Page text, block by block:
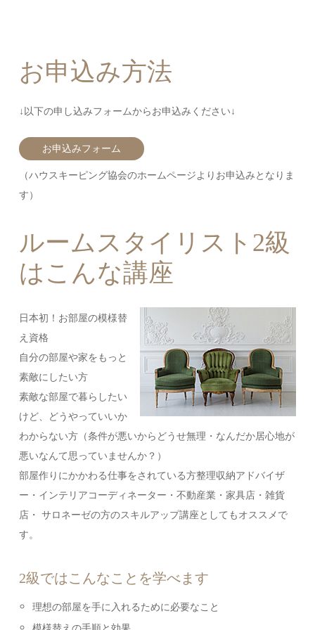
お申込み方法
↓以下の申し込みフォームからお申込みください↓
お申込みフォーム
（ハウスキーピング協会のホームページよりお申込みとなりま
す）
ルームスタイリスト2級
はこんな講座
日本初！お部屋の模様替
え資格
自分の部屋や家をもっと
素敵にしたい方
素敵な部屋で暮らしたい
けど、どうやっていいか
わからない方（条件が悪いからどうせ無理・なんだか居心地が
悪いなんて思っていませんか？）
部屋作りにかかわる仕事をされている方 整理収納アドバイザ
ー・インテリアコーディネーター・不動産業・家具店・雑貨
店・ サロネーゼの方のスキルアップ講座としてもオススメで
す。
2級ではこんなことを学べます
理想の部屋を手に入れるために必要なこと